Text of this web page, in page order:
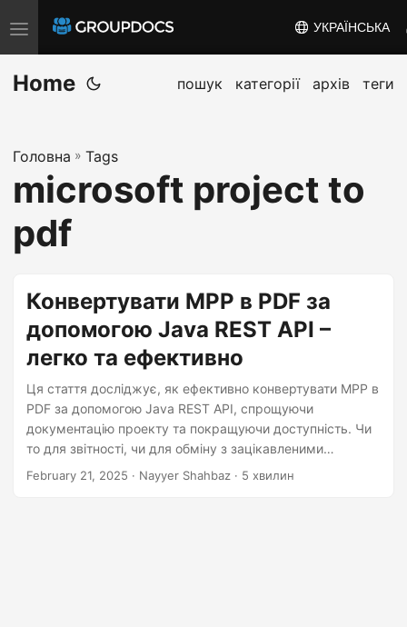
T
o
g
e
n
v
i
УКРАЇНСЬКА
Home пошук категорії архів теги
Головна » Tags
microsoft project to
pdf
Конвертувати MPP в PDF за
допомогою Java REST API –
легко та ефективно
Ця стаття досліджує, як ефективно конвертувати MPP в
PDF за допомогою Java REST API, спрощуючи
документацію проекту та покращуючи доступність. Чи
то для звітності, чи для обміну з зацікавленими
сторонами, чи для архівування, цей посібник допоможе
February 21, 2025 · Nayyer Shahbaz · 5 хвилин